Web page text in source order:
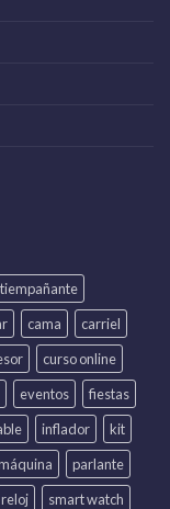
cama
carriel
curso online
eventos
fiestas
inflador
kit
parlante
reloj smart watch